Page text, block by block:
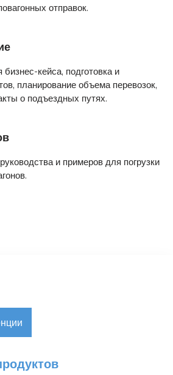
отправок.
кейса, подготовка и
планирование объема перевозок,
о подъездных путях.
и примеров для погрузки